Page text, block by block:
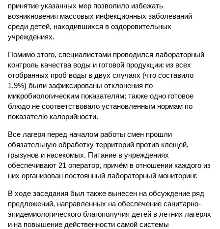
принятие указанных мер позволило избежать
возникновения массовых инфекционных заболеваний
среди детей, находившихся в оздоровительных
учреждениях.
Помимо этого, специалистами проводился лабораторный
контроль качества воды и готовой продукции: из всех
отобранных проб воды в двух случаях (что составило
1,9%) были зафиксированы отклонения по
микробиологическим показателям; также одно готовое
блюдо не соответствовало установленным нормам по
показателю калорийности.
Все лагеря перед началом работы смен прошли
обязательную обработку территорий против клещей,
грызунов и насекомых. Питание в учреждениях
обеспечивают 21 оператор, причём в отношении каждого из
них организован постоянный лабораторный мониторинг.
В ходе заседания был также вынесен на обсуждение ряд
предложений, направленных на обеспечение санитарно-
эпидемиологического благополучия детей в летних лагерях
и на повышение действенности самой системы